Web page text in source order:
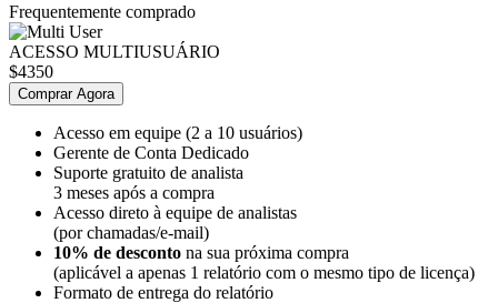
Frequentemente comprado
ACESSO MULTIUSUÁRIO
$4350
Comprar Agora
Acesso em equipe (2 a 10 usuários)
Gerente de Conta Dedicado
Suporte gratuito de analista
3 meses após a compra
Acesso direto à equipe de analistas
(por chamadas/e-mail)
10% de desconto na sua próxima compra
(aplicável a apenas 1 relatório com o mesmo tipo de licença)
Formato de entrega do relatório